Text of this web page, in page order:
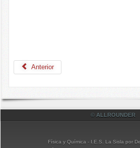
Anterior
© ALLROUNDER
Física y Química - I.E.S. La Sisla por